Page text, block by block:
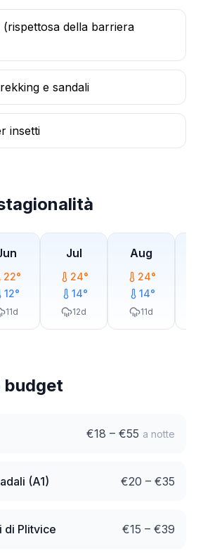
(rispettosa della barriera
e sandali
insetti
22°
12°
11d
Jul
24°
14°
12d
Aug
24°
14°
11d
budget
€18 – €55 a notte
(A1) €20 – €35
di Plitvice €15 – €39